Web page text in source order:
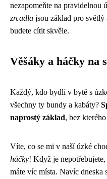
nezapomeňte na pravidelnou
zrcadla jsou základ pro světlý
budete cítit skvěle.
Věšáky a háčky na
Každý, kdo bydlí v bytě s
všechny ty bundy a kabáty?
naprostý základ, bez
Víte, co se mi v naší úzké
háčky! Když je
máte víc místa. Navíc dneska